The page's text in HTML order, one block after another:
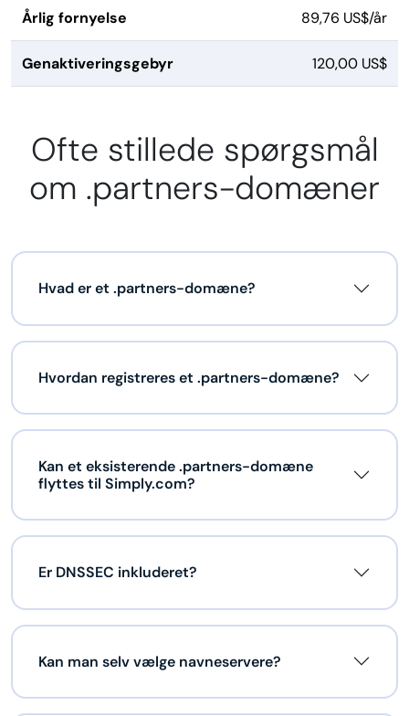
Årlig fornyelse 89,76 US$/år
Genaktiveringsgebyr 120,00 US$
Ofte stillede spørgsmål
om .partners-domæner
Hvad er et .partners-domæne?
Hvordan registreres et .partners-domæne?
Kan et eksisterende .partners-domæne
flyttes til Simply.com?
Er DNSSEC inkluderet?
Kan man selv vælge navneservere?